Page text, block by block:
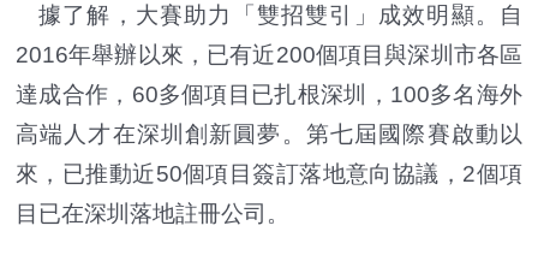
據了解，大賽助力「雙招雙引」成效明顯。自
2016年舉辦以來，已有近200個項目與深圳市各區
達成合作，60多個項目已扎根深圳，100多名海外
高端人才在深圳創新圓夢。第七屆國際賽啟動以
來，已推動近50個項目簽訂落地意向協議，2個項
目已在深圳落地註冊公司。